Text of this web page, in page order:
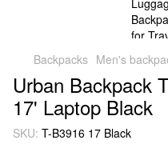
Backpacks Men's
Urban Backpack
17' Laptop Black
SKU: T-B3916 17 Black